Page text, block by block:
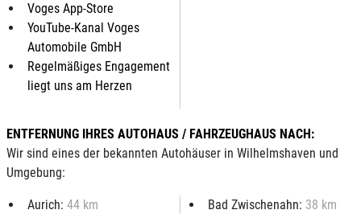
Voges App-Store
YouTube-Kanal Voges
Automobile GmbH
Regelmäßiges Engagement
liegt uns am Herzen
ENTFERNUNG IHRES AUTOHAUS / FAHRZEUGHAUS NACH:
Wir sind eines der bekannten Autohäuser in Wilhelmshaven und
Umgebung:
Aurich: 44 km
Bad Zwischenahn: 38 km